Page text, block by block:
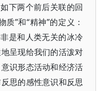
下两个前后关联的回
”和“精神”的定义：
是和人类无关的冰冷
呈现给我们的活泼对
识形态活动和经济活
思的感性意识和反思